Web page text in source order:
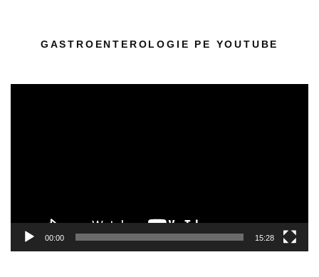
GASTROENTEROLOGIE PE YOUTUBE
00:00 15:28